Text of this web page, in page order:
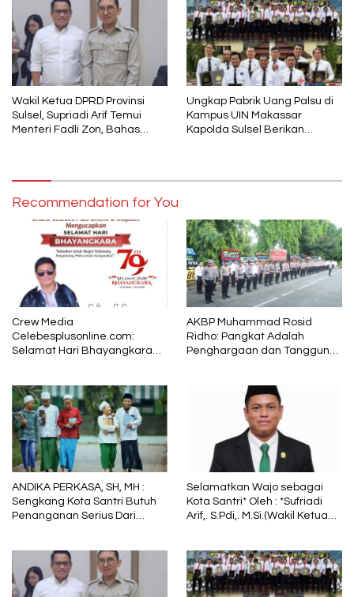
Wakil Ketua DPRD Provinsi
Sulsel, Supriadi Arif Temui
Menteri Fadli Zon, Bahas
Ungkap Pabrik Uang Palsu di
Kampus UIN Makassar
Kapolda Sulsel Berikan
Recommendation for You
Crew Media
Celebesplusonline.com:
Selamat Hari Bhayangkara
dalam Sunyi dan Terang
AKBP Muhammad Rosid
Ridho: Pangkat Adalah
Penghargaan dan Tanggung
ANDIKA PERKASA, SH, MH :
Sengkang Kota Santri Butuh
Penanganan Serius Dari
Selamatkan Wajo sebagai
Kota Santri* Oleh : *Sufriadi
Arif,. S.Pdi,. M.Si.(Wakil Ketua